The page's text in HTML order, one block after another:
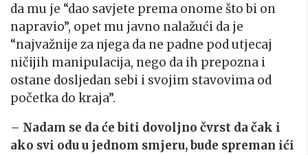
da mu je “dao savjete prema onome što bi on
napravio”, opet mu javno nalažući da je
“najvažnije za njega da ne padne pod utjecaj
ničijih manipulacija, nego da ih prepozna i
ostane dosljedan sebi i svojim stavovima od
početka do kraja”.
– Nadam se da će biti dovoljno čvrst da čak i
ako svi odu u jednom smjeru, bude spreman ići